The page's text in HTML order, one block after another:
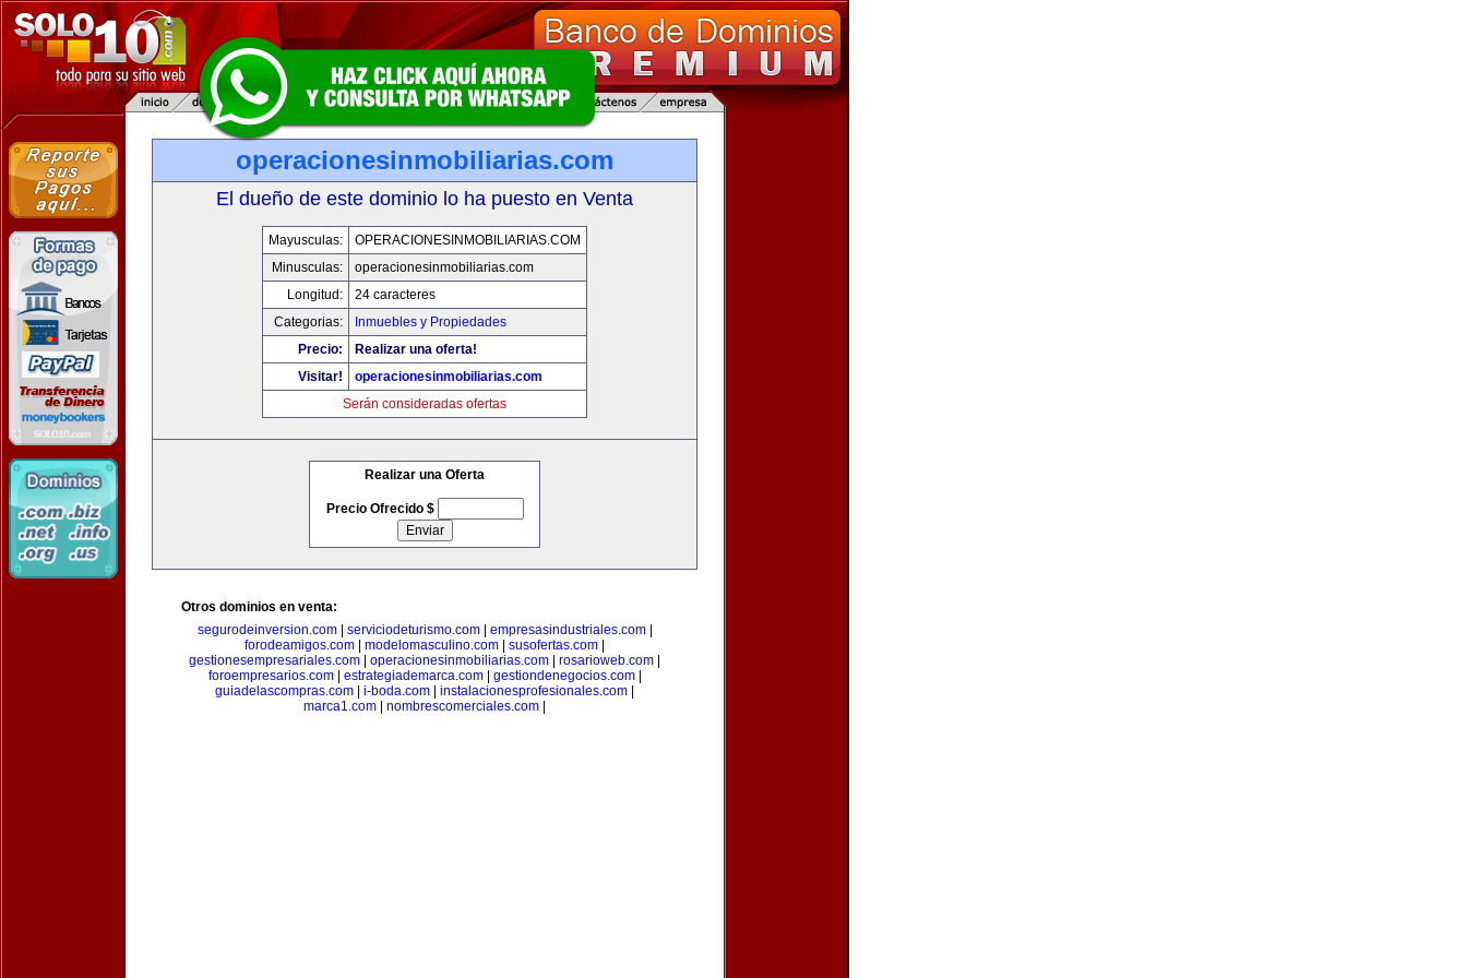
operacionesinmobiliarias.com
El dueño de este dominio lo ha puesto en Venta
Mayusculas:
OPERACIONESINMOBILIARIAS.COM
Minusculas:
operacionesinmobiliarias.com
Longitud:
24 caracteres
Categorias:
Inmuebles y Propiedades
Precio:
Realizar una oferta!
Visitar!
operacionesinmobiliarias.com
Serán consideradas ofertas
Realizar una Oferta
Precio Ofrecido $
Otros dominios en venta:
segurodeinversion.com| serviciodeturismo.com| empresasindustriales.com|
forodeamigos.com
modelomasculino.com susofertas.com
gestionesempresariales.com
operacionesinmobiliarias.com rosarioweb.com
foroempresarios.com| estrategiademarca.com| gestiondenegocios.com|
guiadelascompras.com
i-boda.com instalacionesprofesionales.com
marca1.com
nombrescomerciales.com